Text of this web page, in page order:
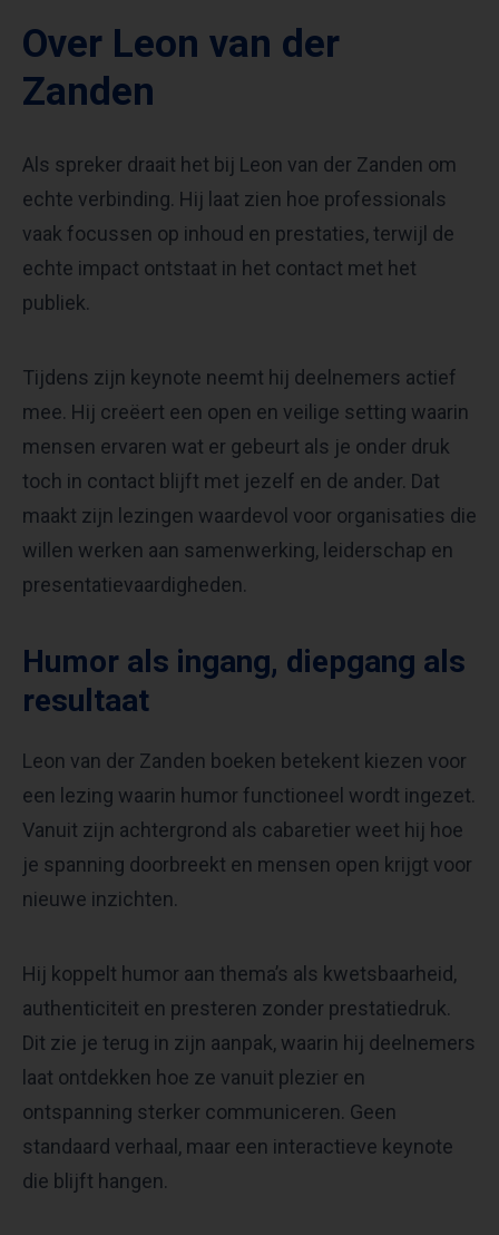
Over Leon van der
Zanden
Als spreker draait het bij Leon van der Zanden om
echte verbinding. Hij laat zien hoe professionals
vaak focussen op inhoud en prestaties, terwijl de
echte impact ontstaat in het contact met het
publiek.
Tijdens zijn keynote neemt hij deelnemers actief
mee. Hij creëert een open en veilige setting waarin
mensen ervaren wat er gebeurt als je onder druk
toch in contact blijft met jezelf en de ander. Dat
maakt zijn lezingen waardevol voor organisaties die
willen werken aan samenwerking, leiderschap en
presentatievaardigheden.
Humor als ingang, diepgang als
resultaat
Leon van der Zanden boeken betekent kiezen voor
een lezing waarin humor functioneel wordt ingezet.
Vanuit zijn achtergrond als cabaretier weet hij hoe
je spanning doorbreekt en mensen open krijgt voor
nieuwe inzichten.
Hij koppelt humor aan thema’s als kwetsbaarheid,
authenticiteit en presteren zonder prestatiedruk.
Dit zie je terug in zijn aanpak, waarin hij deelnemers
laat ontdekken hoe ze vanuit plezier en
ontspanning sterker communiceren. Geen
standaard verhaal, maar een interactieve keynote
die blijft hangen.